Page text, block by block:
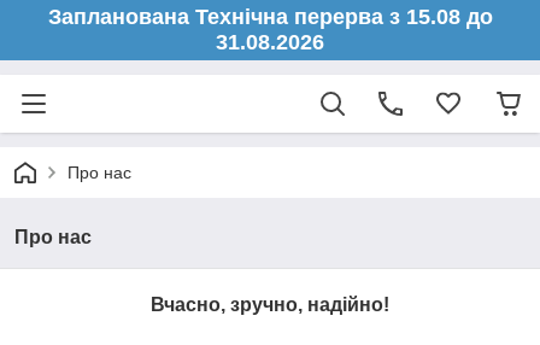
Запланована Технічна перерва з 15.08 до
31.08.2026
Про нас
Про нас
Вчасно, зручно, надійно!